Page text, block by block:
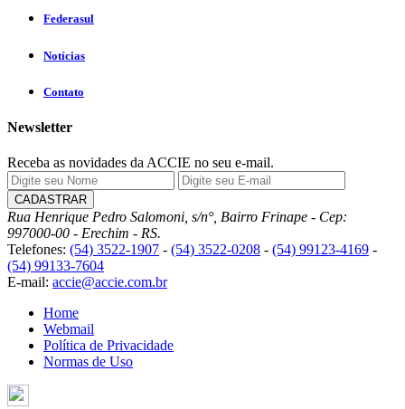
Federasul
Notícias
Contato
Newsletter
Receba as novidades da ACCIE no seu e-mail.
Rua Henrique Pedro Salomoni, s/n°, Bairro Frinape - Cep:
997000-00 - Erechim - RS.
Telefones: (54) 3522-1907 - (54) 3522-0208 - (54) 99123-4169 -
(54) 99133-7604
E-mail: accie@accie.com.br
Home
Webmail
Política de Privacidade
Normas de Uso